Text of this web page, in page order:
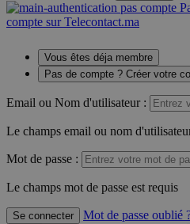
compte sur Telecontact.ma
Vous êtes déja membre
Pas de compte ? Créer votre
Email ou Nom d'utilisateur :
Le champs email ou nom
Mot de passe :
Le champs mot de passe est requis
Se connecter
Mot de passe oublié